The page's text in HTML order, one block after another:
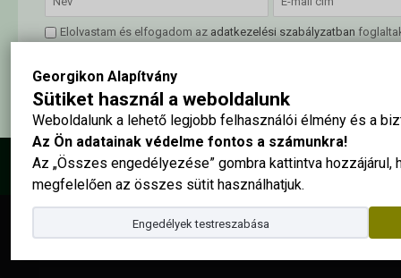
Georgikon Alapítvány
Sütiket használ a weboldalunk
Weboldalunk a lehető legjobb felhasználói élmény és a
Az Ön adatainak védelme fontos a számunkra!
Az „Összes engedélyezése” gombra kattintva hozzájárul,
megfelelően az összes sütit használhatjuk.
Engedélyek testreszabása
Elolvastam és elfogadom az adatkezelési szabályzatban
© 2025 - Georgikon Alapítvány | site by